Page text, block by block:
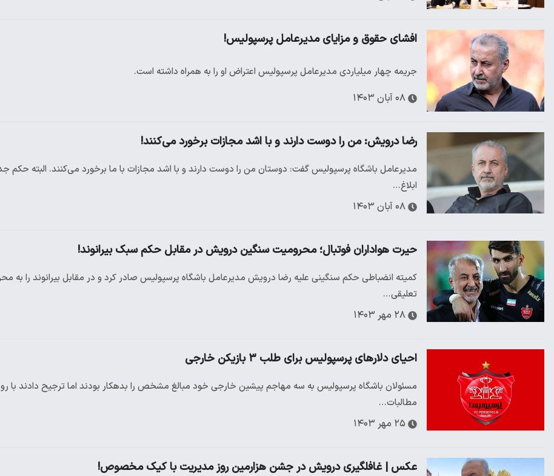
افشای حقوق و مزایای مدیرعامل پرسپولیس!
جریمه چهار میلیاردی مدیرعامل پرسپولیس اعتراض او را به همراه داشته است.
۰۸ آبان ۱۴۰۳
رضا درویش: من را دوست دارند و با اشد مجازات برخورد می‌کنند!
مدیرعامل باشگاه پرسپولیس گفت: دوستان من را دوست دارند و با اشد مجازات با ما برخورد می‌کنند. البته حکم
ابلاغ…
۰۸ آبان ۱۴۰۳
حیرت هواداران فوتبال؛ محرومیت سنگین درویش در مقابل حکم سبک بیرانوند!
کمیته انضباطی حکم سنگینی علیه رضا درویش مدیرعامل باشگاه پرسپولیس صادر کرد و در مقابل بیرانوند را به
تعلیقی…
۲۸ مهر ۱۴۰۳
احیای دلارهای پرسپولیس برای طلب ۳ بازیکن خارجی
مسئولان باشگاه پرسپولیس به سه مهاجم پیشین خارجی خود مبالغ مشخص را بدهکار بودند اما ترجیح دادند با
مطالبات…
۲۵ مهر ۱۴۰۳
عکس | غافلگیری درویش در جشن هزارمین روز مدیریت با کیک مخصوص!